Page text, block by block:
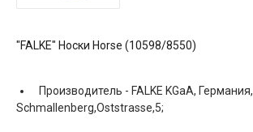
"FALKE" Носки Horse (10598/8550)
Производитель - FALKE KGaA, Германия,
Schmallenberg,Oststrasse,5;